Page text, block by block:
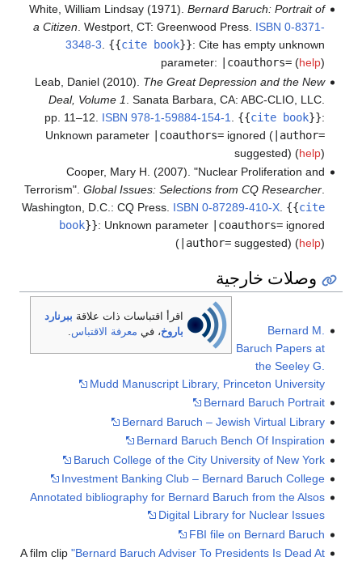
White, William Lindsay (1971).Bernard Baruch: Portrait of
a Citizen. Westport, CT: Greenwood Press.ISBN 0-8371-
3348-3. {{cite book }}:Cite has empty unknown
parameter:|coauthors=(help
Leab, Daniel (2010).The Great Depression and the New
Deal, Volume 1. Sanata Barbara, CA: ABC-CLIO, LLC.
pp. 11–12.ISBN 978-1-59884-154-1. {{cite book
Unknown parameter|coauthors=ignored (|author=
suggested) (help
Cooper, Mary H. (2007). "Nuclear Proliferation and
Terrorism".Global Issues: Selections from CQ Researcher
Washington, D.C.: CQ Press.ISBN 0-87289-410-X. {{cite
book }}:Unknown parameter|coauthors=ignored
(|author=suggested) (help
وصلات خارجية
اقرأ اقتباسات ذات علاقةببرنارد
باروخ، فيمعرفة الاقتباس.
Bernard M.
Baruch Papers at
the Seeley G.
Mudd Manuscript Library, Princeton University
Bernard Baruch Portrait
Bernard Baruch – Jewish Virtual Library
Bernard Baruch Bench Of Inspiration
Baruch College of the City University of New York
Investment Banking Club – Bernard Baruch College
Annotated bibliography for Bernard Baruch from the Alsos
Digital Library for Nuclear Issues
FBI file on Bernard Baruch
A film clip"Bernard Baruch Adviser To Presidents Is Dead At